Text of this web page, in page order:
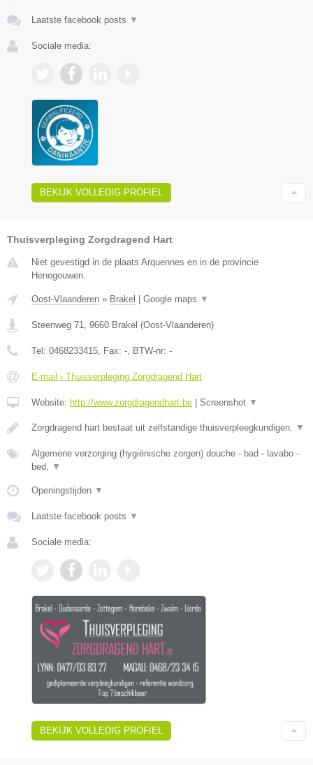
Laatste facebook posts ▼
Sociale media:
BEKIJK VOLLEDIG PROFIEL
Thuisverpleging Zorgdragend Hart
Niet gevestigd in de plaats Arquennes en in de provincie
Henegouwen.
Oost-Vlaanderen » Brakel Google maps ▼
Steenweg 71 9660 Brakel (Oost-Vlaanderen)
Tel: 0468233415 , Fax: - , BTW-nr: -
E-mail › Thuisverpleging Zorgdragend Hart
Website: http://www.zorgdragendhart.be Screenshot ▼
Zorgdragend hart bestaat uit zelfstandige thuisverpleegkundigen. ▼
Algemene verzorging (hygiënische zorgen) douche - bad - lavabo -
bed,
▼
Openingstijden ▼
Laatste facebook posts ▼
Sociale media:
BEKIJK VOLLEDIG PROFIEL